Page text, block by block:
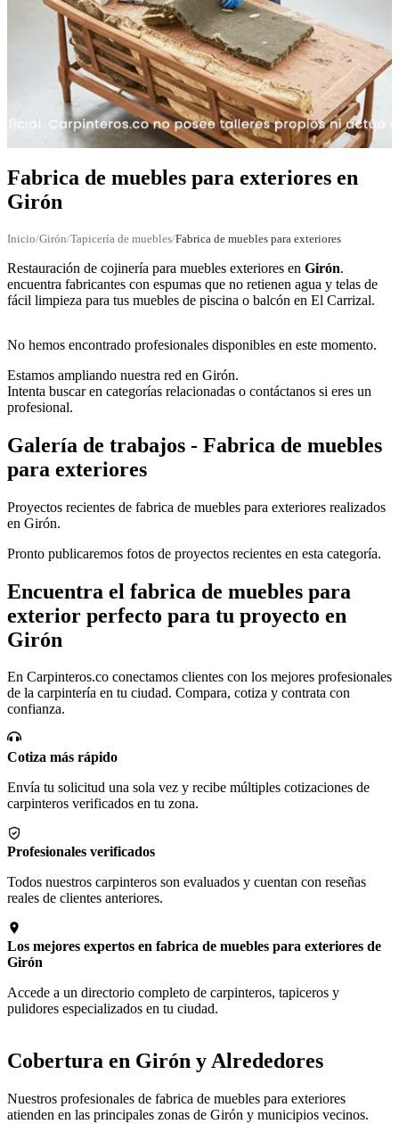
Fabrica de muebles para exteriores en
Girón
Inicio/Girón/Tapicería de muebles/Fabrica de muebles para exteriores
Restauración de cojinería para muebles exteriores en Girón.
encuentra fabricantes con espumas que no retienen agua y telas de
fácil limpieza para tus muebles de piscina o balcón en El Carrizal.
No hemos encontrado profesionales disponibles en este momento.
Estamos ampliando nuestra red en Girón.
Intenta buscar en categorías relacionadas o contáctanos si eres un
profesional.
Galería de trabajos - Fabrica de muebles
para exteriores
Proyectos recientes de fabrica de muebles para exteriores realizados
en Girón.
Pronto publicaremos fotos de proyectos recientes en esta categoría.
Encuentra el fabrica de muebles para
exterior perfecto para tu proyecto en
Girón
En Carpinteros.co conectamos clientes con los mejores profesionales
de la carpintería en tu ciudad. Compara, cotiza y contrata con
confianza.
Cotiza más rápido
Envía tu solicitud una sola vez y recibe múltiples cotizaciones de
carpinteros verificados en tu zona.
Profesionales verificados
Todos nuestros carpinteros son evaluados y cuentan con reseñas
reales de clientes anteriores.
Los mejores expertos en fabrica de muebles para exteriores de
Girón
Accede a un directorio completo de carpinteros, tapiceros y
pulidores especializados en tu ciudad.
Cobertura en Girón y Alrededores
Nuestros profesionales de fabrica de muebles para exteriores
atienden en las principales zonas de Girón y municipios vecinos.